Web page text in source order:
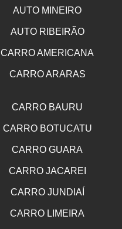
AUTO MINEIRO
AUTO RIBEIRÃO
CARRO AMERICANA
CARRO ARARAS
CARRO BAURU
CARRO BOTUCATU
CARRO GUARA
CARRO JACAREI
CARRO JUNDIAÍ
CARRO LIMEIRA